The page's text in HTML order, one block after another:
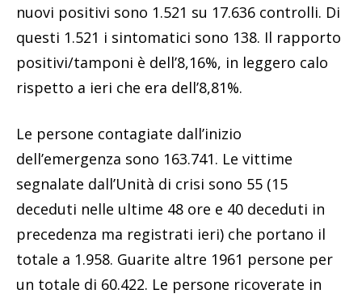
nuovi positivi sono 1.521 su 17.636 controlli. Di
questi 1.521 i sintomatici sono 138. Il rapporto
positivi/tamponi è dell’8,16%, in leggero calo
rispetto a ieri che era dell’8,81%.
Le persone contagiate dall’inizio
dell’emergenza sono 163.741. Le vittime
segnalate dall’Unità di crisi sono 55 (15
deceduti nelle ultime 48 ore e 40 deceduti in
precedenza ma registrati ieri​) che portano il
totale a 1.958. Guarite altre 1961 persone per
un totale di 60.422. Le persone ricoverate in